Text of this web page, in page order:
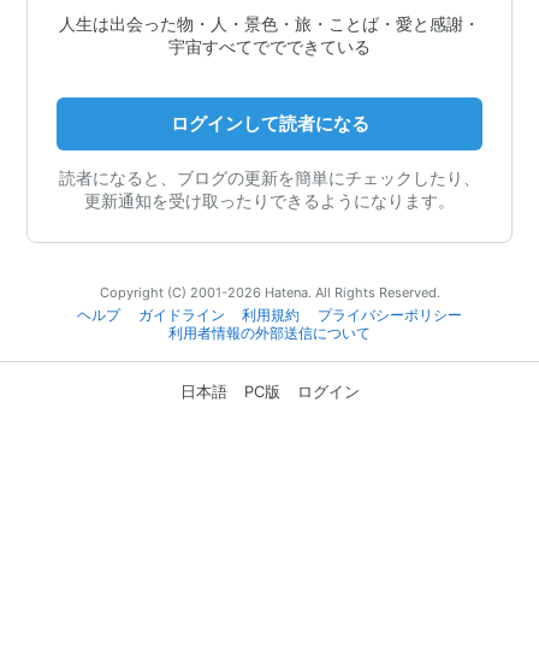
人生は出会った物・人・景色・旅・ことば・愛と感謝・
宇宙すべてででできている
ログインして読者になる
読者になると、ブログの更新を簡単にチェックしたり、
更新通知を受け取ったりできるようになります。
Copyright (C) 2001-2026 Hatena. All Rights Reserved.
ヘルプ
ガイドライン 利用規約
プライバシーポリシー
利用者情報の外部送信について
日本語 PC版 ログイン